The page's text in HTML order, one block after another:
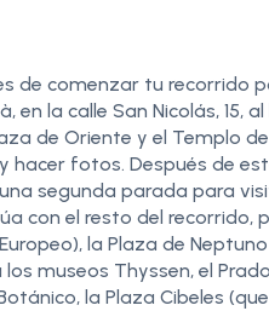
de comenzar tu recorrido
la calle San Nicolás, 15,
de Oriente y el Templo
fotos. Después de
segunda parada para
con el resto del recorrido,
la Plaza de
museos Thyssen, el
la Plaza Cibeles